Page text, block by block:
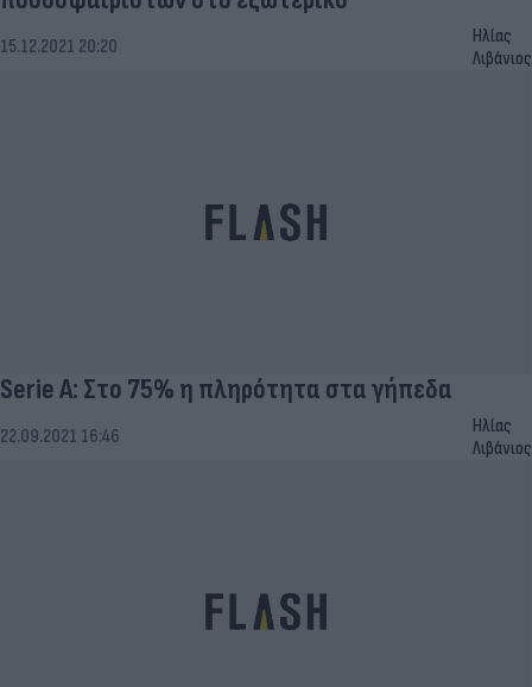
15.12.2021 20:20
Ηλίας
Λιβάνιος
Serie A: Στο 75% η πληρότητα στα γήπεδα
22.09.2021 16:46
Ηλίας
Λιβάνιος